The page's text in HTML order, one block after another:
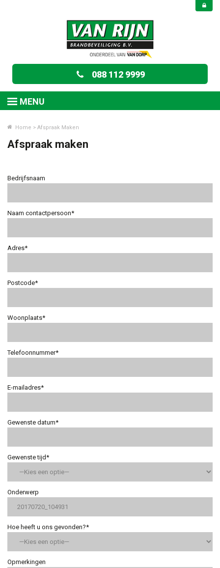
088 112 9999
MENU
Home > Afspraak Maken
Afspraak maken
Bedrijfsnaam
Naam contactpersoon*
Adres*
Postcode*
Woonplaats*
Telefoonnummer*
E-mailadres*
Gewenste datum*
Gewenste tijd*
Onderwerp
Hoe heeft u ons gevonden?*
Opmerkingen